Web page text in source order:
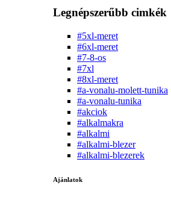
Legnépszerűbb cimkék
#5xl-meret
#6xl-meret
#7-8-os
#7xl
#8xl-meret
#a-vonalu-molett-tunika
#a-vonalu-tunika
#akciok
#alkalmakra
#alkalmi
#alkalmi-blezer
#alkalmi-blezerek
Ajánlatok